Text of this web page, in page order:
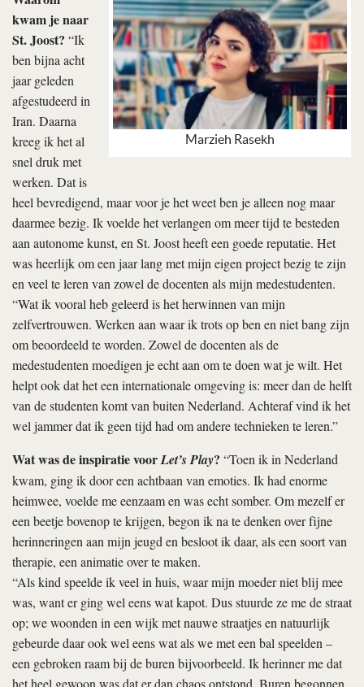
Marzieh Rasekh
kwam je naar
St. Joost? “Ik
ben bijna acht
jaar geleden
afgestudeerd in
Iran. Daarna
kreeg ik het al
snel druk met
werken. Dat is
heel bevredigend, maar voor je het weet ben je alleen nog maar
daarmee bezig. Ik voelde het verlangen om meer tijd te besteden
aan autonome kunst, en St. Joost heeft een goede reputatie. Het
was heerlijk om een jaar lang met mijn eigen project bezig te zijn
en veel te leren van zowel de docenten als mijn medestudenten.
“Wat ik vooral heb geleerd is het herwinnen van mijn
zelfvertrouwen. Werken aan waar ik trots op ben en niet bang zijn
om beoordeeld te worden. Zowel de docenten als de
medestudenten moedigen je echt aan om te doen wat je wilt. Het
helpt ook dat het een internationale omgeving is: meer dan de helft
van de studenten komt van buiten Nederland. Achteraf vind ik het
wel jammer dat ik geen tijd had om andere technieken te leren.”
Wat was de inspiratie voorLet’s Play? “Toen ik in Nederland
kwam, ging ik door een achtbaan van emoties. Ik had enorme
heimwee, voelde me eenzaam en was echt somber. Om mezelf er
een beetje bovenop te krijgen, begon ik na te denken over fijne
herinneringen aan mijn jeugd en besloot ik daar, als een soort van
therapie, een animatie over te maken.
“Als kind speelde ik veel in huis, waar mijn moeder niet blij mee
was, want er ging wel eens wat kapot. Dus stuurde ze me de straat
op; we woonden in een wijk met nauwe straatjes en natuurlijk
gebeurde daar ook wel eens wat als we met een bal speelden –
een gebroken raam bij de buren bijvoorbeeld. Ik herinner me dat